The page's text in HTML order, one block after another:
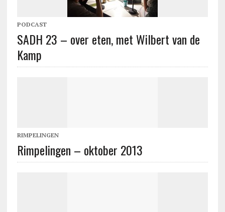
PODCAST
SADH 23 – over eten, met Wilbert van de
Kamp
RIMPELINGEN
Rimpelingen – oktober 2013